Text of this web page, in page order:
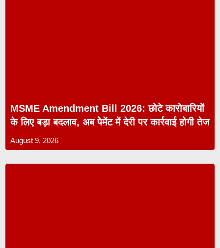
MSME Amendment Bill 2026: छोटे कारोबारियों
के लिए बड़ा बदलाव, अब पेमेंट में देरी पर कार्रवाई होगी तेज
August 9, 2026